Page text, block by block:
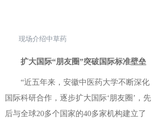
现场介绍中草药
扩大国际“朋友圈”突破国际标准壁垒
“近五年来，安徽中医药大学不断深化
国际科研合作，逐步扩大国际‘朋友圈’，先
后与全球20多个国家的40多家机构建立了